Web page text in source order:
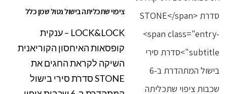
ציפוי שתכליתה בישול נטול שמן כלל
LOCK&LOCK – ענקית
קופסאות האיחסון הקוריאנית
השיקה לקראת החגים את
STONE סדרת סירי בישול